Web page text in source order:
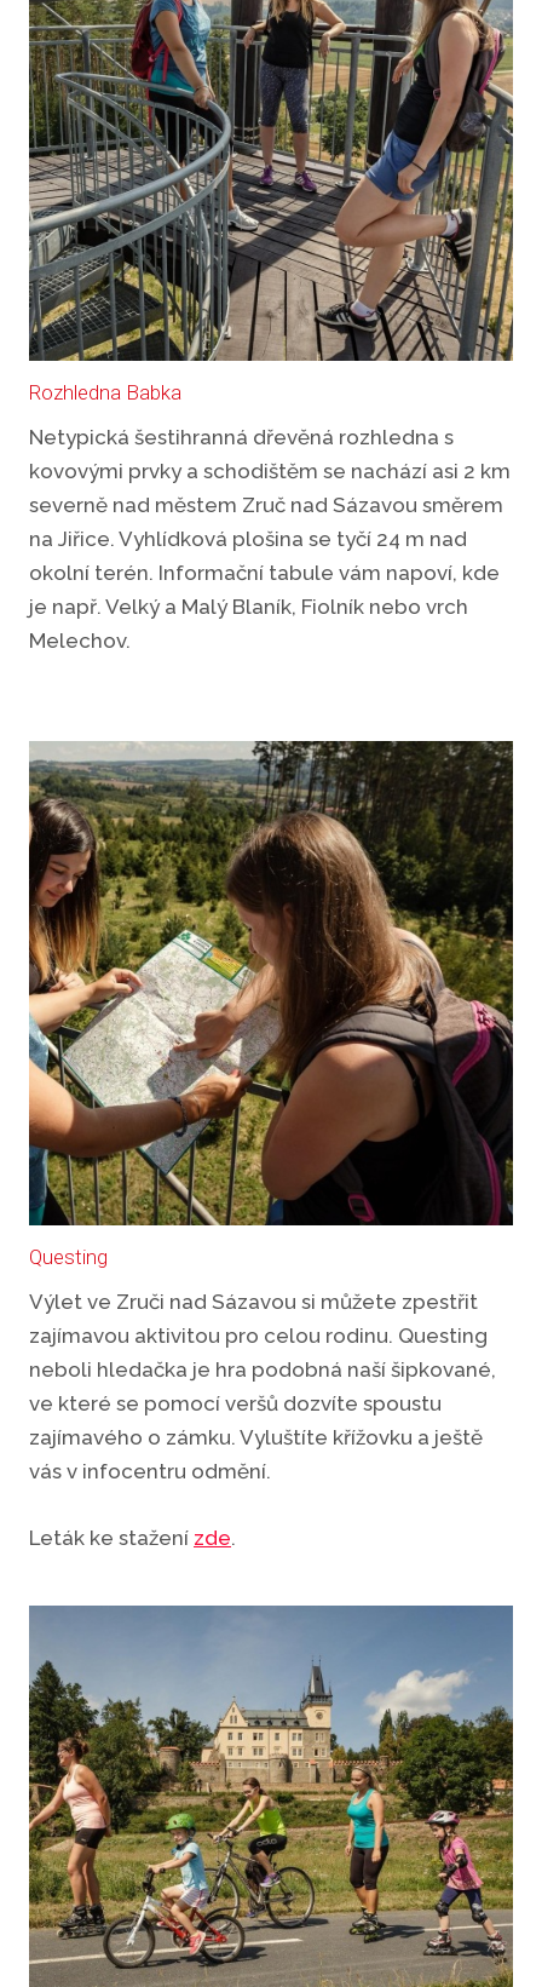
Rozhledna Babka
Netypická šestihranná dřevěná rozhledna s
kovovými prvky a schodištěm se nachází asi 2 km
severně nad městem Zruč nad Sázavou směrem
na Jiřice. Vyhlídková plošina se tyčí 24 m nad
okolní terén. Informační tabule vám napoví, kde
je např. Velký a Malý Blaník, Fiolník nebo vrch
Melechov.
Questing
Výlet ve Zruči nad Sázavou si můžete zpestřit
zajímavou aktivitou pro celou rodinu. Questing
neboli hledačka je hra podobná naší šipkované,
ve které se pomocí veršů dozvíte spoustu
zajímavého o zámku. Vyluštíte křížovku a ještě
vás v infocentru odmění.
Leták ke stažení zde.